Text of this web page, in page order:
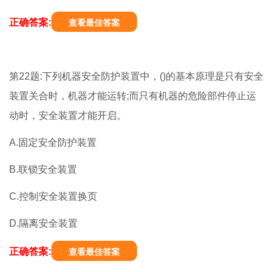
正确答案: 查看最佳答案
第22题:下列机器安全防护装置中，()的基本原理是只有安全
装置关合时，机器才能运转;而只有机器的危险部件停止运
动时，安全装置才能开启。
A.固定安全防护装置
B.联锁安全装置
C.控制安全装置换页
D.隔离安全装置
正确答案: 查看最佳答案